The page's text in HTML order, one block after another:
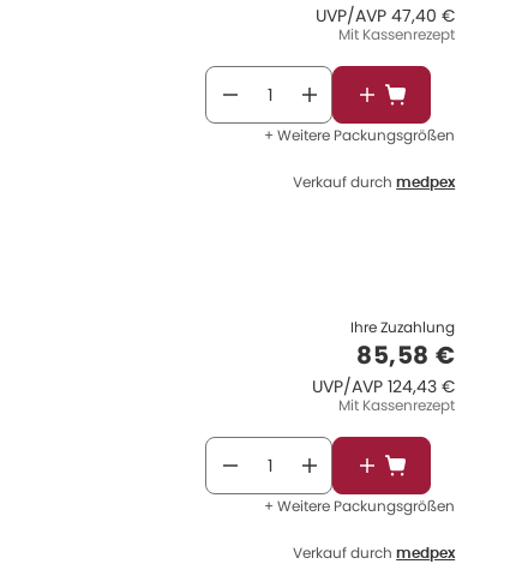
UVP/AVP UVP/AVP
47,40 €
Mit Kassenrezept
In den
+ Weitere Packungsgrößen
Verkauf durch medpex
Ihre Zuzahlung
85,58 €
UVP/AVP UVP/AVP
124,43 €
Mit Kassenrezept
In den
+ Weitere Packungsgrößen
Verkauf durch medpex